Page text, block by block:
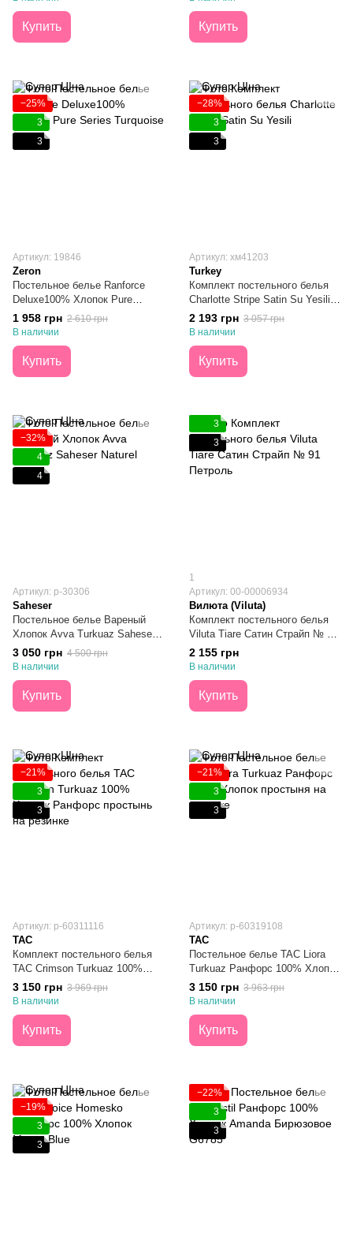
Купить Купить
−25%
3
3
Артикул: 19846
Zeron
Постельное белье Ranforce
Deluxe100% Хлопок Pure
Series Turquoise Евро
1 958 грн 2 610 грн
В наличии
Купить
−28%
3
3
Артикул: хм41203
Turkey
Комплект постельного белья
Charlotte Stripe Satin Su Yesili
Евро
2 193 грн 3 057 грн
В наличии
Купить
−32%
4
4
Артикул: p-30306
Saheser
Постельное белье Вареный
Хлопок Avva Turkuaz Saheser
Naturel Евро
3 050 грн 4 500 грн
В наличии
Купить
3
3
1
Артикул: 00-00006934
Вилюта (Viluta)
Комплект постельного белья
Viluta Tiare Сатин Страйп № 91
Петроль Двуспальный
2 155 грн
В наличии
Купить
−21%
3
3
Артикул: p-60311116
TAC
Комплект постельного белья
TAC Crimson Turkuaz 100%
Хлопок Ранфорс Евро
3 150 грн 3 969 грн
В наличии
Купить
−21%
3
3
Артикул: p-60319108
TAC
Постельное белье TAC Liora
Turkuaz Ранфорс 100% Хлопок
простыня на резинке Евро
3 150 грн 3 963 грн
В наличии
Купить
−19%
3
3
−22%
3
3